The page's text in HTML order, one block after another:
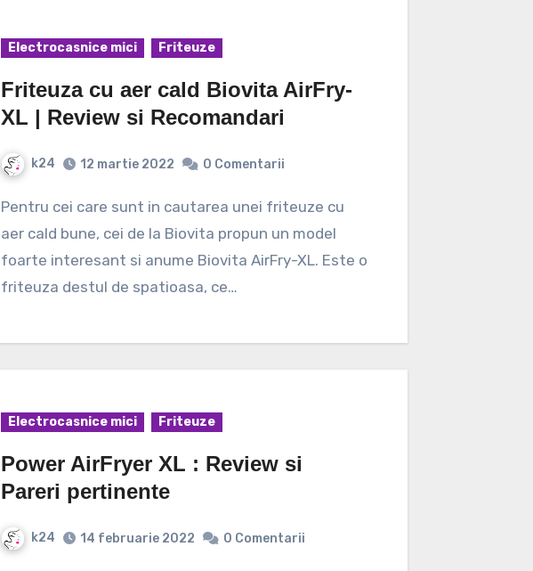
Electrocasnice mici Friteuze
Friteuza cu aer cald Biovita AirFry-
XL | Review si Recomandari
k24 12 martie 2022 0 Comentarii
Pentru cei care sunt in cautarea unei friteuze cu
aer cald bune, cei de la Biovita propun un model
foarte interesant si anume Biovita AirFry-XL. Este o
friteuza destul de spatioasa, ce…
Electrocasnice mici Friteuze
Power AirFryer XL : Review si
Pareri pertinente
k24 14 februarie 2022 0 Comentarii